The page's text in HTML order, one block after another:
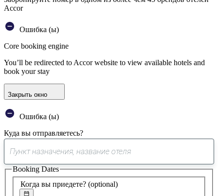
Accor
Ошибка (ы)
Core booking engine
You’ll be redirected to Accor website to view available hotels and
book your stay
Закрыть окно
Ошибка (ы)
Куда вы отправляетесь?
0
предложение
найдено
Когда вы приедете? (optional)
Booking Dates